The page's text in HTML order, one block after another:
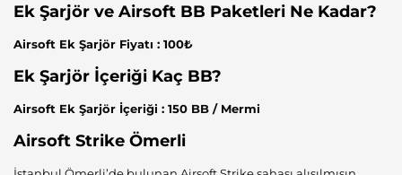
Ek Şarjör ve Airsoft BB Paketleri Ne Kadar?
Airsoft Ek Şarjör Fiyatı : 100₺
Ek Şarjör İçeriği Kaç BB?
Airsoft Ek Şarjör İçeriği : 150 BB / Mermi
Airsoft Strike Ömerli